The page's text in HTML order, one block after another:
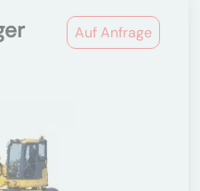
Auf Anfrage